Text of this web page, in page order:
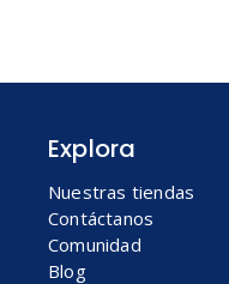
Explora
Nuestras tiendas
Contáctanos
Comunidad
Blog